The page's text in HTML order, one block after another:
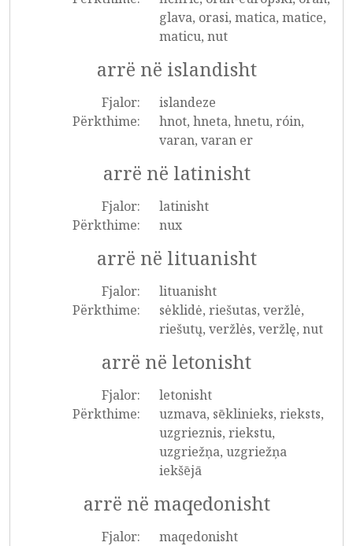
glava, orasi, matica, matice,
maticu, nut
arrë në islandisht
Fjalor:
islandeze
Përkthime:
hnot, hneta, hnetu, róin,
varan, varan er
arrë në latinisht
Fjalor:
latinisht
Përkthime:
nux
arrë në lituanisht
Fjalor:
lituanisht
Përkthime:
sėklidė, riešutas, veržlė,
riešutų, veržlės, veržlę, nut
arrë në letonisht
Fjalor:
letonisht
Përkthime:
uzmava, sēklinieks, rieksts,
uzgrieznis, riekstu,
uzgriežņa, uzgriežņa
iekšējā
arrë në maqedonisht
Fjalor:
maqedonisht